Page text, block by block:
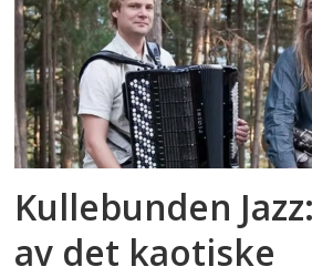
Kullebunden
av det kaotiske